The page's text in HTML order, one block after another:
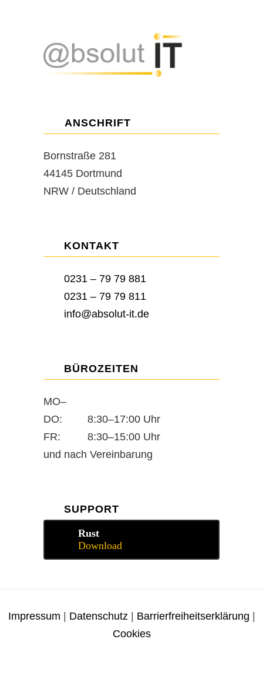
ANSCHRIFT
Bornstraße 281
44145 Dortmund
NRW / Deutschland
KONTAKT
0231 – 79 79 881
0231 – 79 79 811
info@absolut-it.de
BÜROZEITEN
MO–
DO:
8:30–17:00 Uhr
FR:
8:30–15:00 Uhr
und nach Vereinbarung
SUPPORT
Rust
Download
Impressum | Datenschutz | Barrierfreiheitserklärung |
Cookies